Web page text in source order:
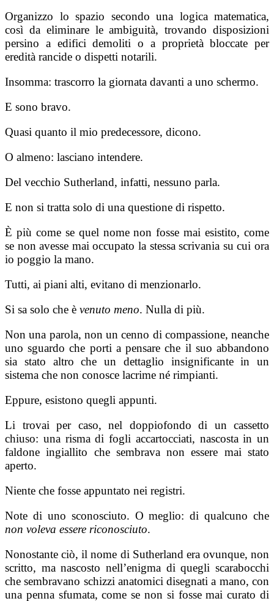
Organizzo lo spazio secondo una logica ma­tematica,
così da eliminare le ambiguità, trovando disposizioni
persino a edifici demoliti o a proprie­tà bloccate per
eredità rancide o dispetti notarili.
Insomma: trascorro la giornata davanti a uno schermo.
E sono bravo.
Quasi quanto il mio predecessore, dicono.
O almeno: lasciano intendere.
Del vecchio Sutherland, infatti, nessuno par­la.
E non si tratta solo di una questione di rispet­to.
È più come se quel nome non fosse mai esi­stito, come
se non avesse mai occupato la stessa scrivania su cui ora
io poggio la mano.
Tutti, ai piani alti, evitano di menzionarlo.
Si sa solo che è venuto meno. Nulla di più.
Non una parola, non un cenno di compassio­ne, neanche
uno sguardo che porti a pensare che il suo abbandono
sia stato altro che un dettaglio insi­gnificante in un
sistema che non conosce lacrime né rimpianti.
Eppure, esistono quegli appunti.
Li trovai per caso, nel doppiofondo di un cassetto
chiuso: una risma di fogli accartocciati, nascosta in un
faldone ingiallito che sembrava non essere mai stato
aperto.
Niente che fosse appuntato nei registri.
Note di uno sconosciuto. O meglio: di qual­cuno che
non voleva essere riconosciuto.
Nonostante ciò, il nome di Sutherland era ovunque, non
scritto, ma nascosto nell’enigma di quegli scarabocchi
che sembravano schizzi anato­mici disegnati a mano, con
una penna sfumata, come se non si fosse mai curato di